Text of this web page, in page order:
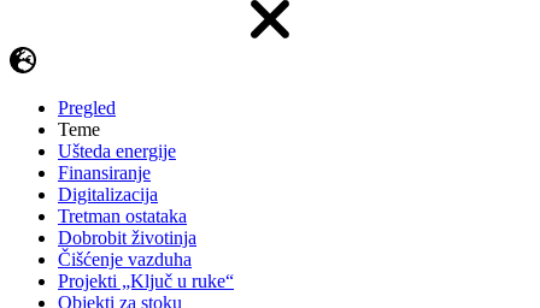
Pregled
Teme
Ušteda energije
Finansiranje
Digitalizacija
Tretman ostataka
Dobrobit životinja
Čišćenje vazduha
Projekti „Ključ u ruke“
Objekti za stoku